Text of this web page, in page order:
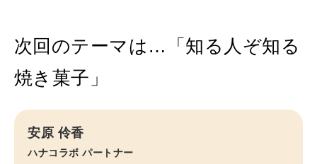
次回のテーマは…「知る人ぞ知る
焼き菓子」
安原 伶香
ハナコラボ パートナー